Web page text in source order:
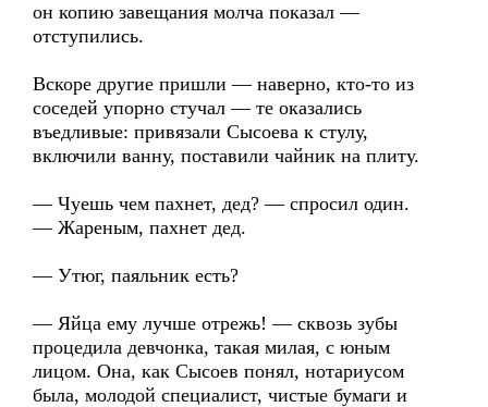
он копию завещания молча показал —
отступились.
Вскоре другие пришли — наверно, кто-то из
соседей упорно стучал — те оказались
въедливые: привязали Сысоева к стулу,
включили ванну, поставили чайник на плиту.
— Чуешь чем пахнет, дед? — спросил один.
— Жареным, пахнет дед.
— Утюг, паяльник есть?
— Яйца ему лучше отрежь! — сквозь зубы
процедила девчонка, такая милая, с юным
лицом. Она, как Сысоев понял, нотариусом
была, молодой специалист, чистые бумаги и